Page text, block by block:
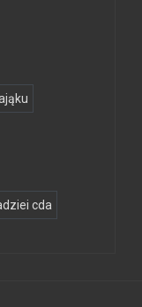
cda